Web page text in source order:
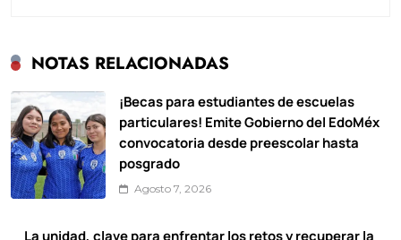
NOTAS RELACIONADAS
¡Becas para estudiantes de escuelas
particulares! Emite Gobierno del EdoMéx
convocatoria desde preescolar hasta
posgrado
Agosto 7, 2026
La unidad, clave para enfrentar los retos y recuperar la